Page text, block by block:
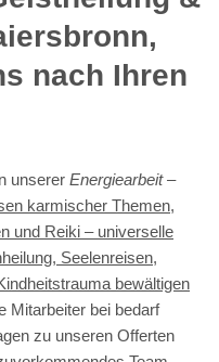
nach Ihren
unserer Energiearbeit –
karmischer Themen,
und Reiki – universelle
Seelenreisen,
bewältigen
Mitarbeiter bei bedarf
zu unseren Offerten